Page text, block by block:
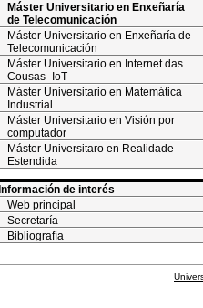
Máster Universitario en Enxeñaría
de Telecomunicación
Máster Universitario en Enxeñaría de
Telecomunicación
Máster Universitario en Internet das
Cousas- IoT
Máster Universitario en Matemática
Industrial
Máster Universitario en Visión por
computador
Máster Universitaro en Realidade
Estendida
Información de interés
Web principal
Secretaría
Bibliografía